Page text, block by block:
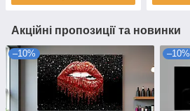
Акційні пропозиції та новинки
–10% –10%